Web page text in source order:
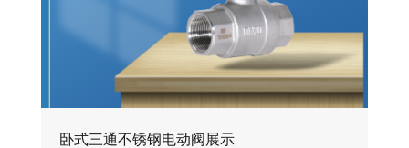
卧式三通不锈钢电动阀展示